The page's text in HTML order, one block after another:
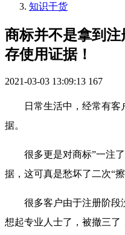
知识干货
商标并不是拿到
存使用证据！
2021-03-03 13:09:13 167
日常生活中，经常有客
据。
很多更是对商标”一注了
据，这可真是愁坏了二次“擦
很多客户由于注册阶段没
想起专业人士了，被撤三了